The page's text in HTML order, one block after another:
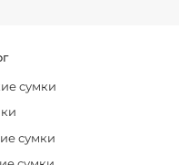
сумки
сумки